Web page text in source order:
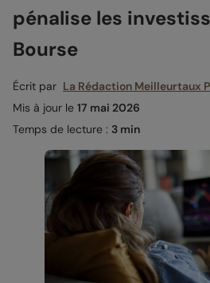
pénalise les
Bourse
Écrit par La Rédaction Meilleurtaux
Mis à jour le 17 mai 2026
Temps de lecture : 3 min